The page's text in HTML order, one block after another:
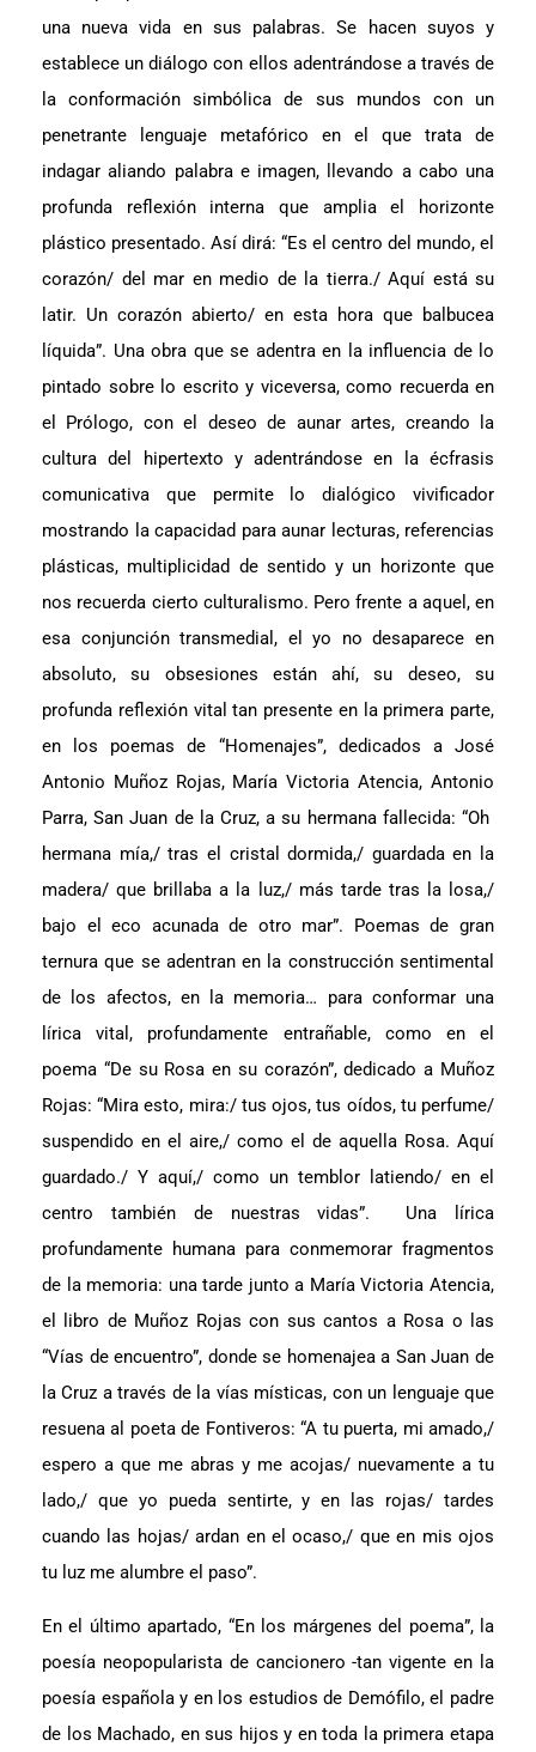
una nueva vida en sus palabras. Se hacen suyos y
establece un diálogo con ellos adentrándose a través de
la conformación simbólica de sus mundos con un
penetrante lenguaje metafórico en el que trata de
indagar aliando palabra e imagen, llevando a cabo una
profunda reflexión interna que amplia el horizonte
plástico presentado. Así dirá: “Es el centro del mundo, el
corazón/ del mar en medio de la tierra./ Aquí está su
latir. Un corazón abierto/ en esta hora que balbucea
líquida”. Una obra que se adentra en la influencia de lo
pintado sobre lo escrito y viceversa, como recuerda en
el Prólogo, con el deseo de aunar artes, creando la
cultura del hipertexto y adentrándose en la écfrasis
comunicativa que permite lo dialógico vivificador
mostrando la capacidad para aunar lecturas, referencias
plásticas, multiplicidad de sentido y un horizonte que
nos recuerda cierto culturalismo. Pero frente a aquel, en
esa conjunción transmedial, el yo no desaparece en
absoluto, su obsesiones están ahí, su deseo, su
profunda reflexión vital tan presente en la primera parte,
en los poemas de “Homenajes”, dedicados a José
Antonio Muñoz Rojas, María Victoria Atencia, Antonio
Parra, San Juan de la Cruz, a su hermana fallecida: “Oh
hermana mía,/ tras el cristal dormida,/ guardada en la
madera/ que brillaba a la luz,/ más tarde tras la losa,/
bajo el eco acunada de otro mar”. Poemas de gran
ternura que se adentran en la construcción sentimental
de los afectos, en la memoria… para conformar una
lírica vital, profundamente entrañable, como en el
poema “De su Rosa en su corazón”, dedicado a Muñoz
Rojas: “Mira esto, mira:/ tus ojos, tus oídos, tu perfume/
suspendido en el aire,/ como el de aquella Rosa. Aquí
guardado./ Y aquí,/ como un temblor latiendo/ en el
centro también de nuestras vidas”. Una lírica
profundamente humana para conmemorar fragmentos
de la memoria: una tarde junto a María Victoria Atencia,
el libro de Muñoz Rojas con sus cantos a Rosa o las
“Vías de encuentro”, donde se homenajea a San Juan de
la Cruz a través de la vías místicas, con un lenguaje que
resuena al poeta de Fontiveros: “A tu puerta, mi amado,/
espero a que me abras y me acojas/ nuevamente a tu
lado,/ que yo pueda sentirte, y en las rojas/ tardes
cuando las hojas/ ardan en el ocaso,/ que en mis ojos
tu luz me alumbre el paso”.
En el último apartado, “En los márgenes del poema”, la
poesía neopopularista de cancionero -tan vigente en la
poesía española y en los estudios de Demófilo, el padre
de los Machado, en sus hijos y en toda la primera etapa